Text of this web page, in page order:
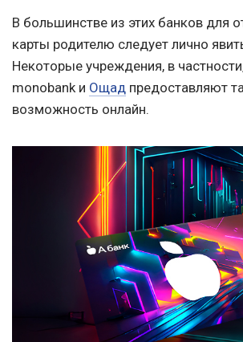
В большинстве из этих банков для
карты родителю следует лично
Некоторые учреждения, в
monobank и Ощад предоставляют
возможность онлайн.